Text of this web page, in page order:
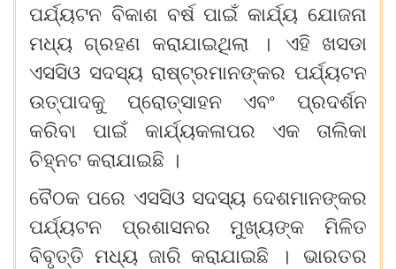
ପର୍ଯ୍ୟଟନ ବିକାଶ ବର୍ଷ ପାଇଁ କାର୍ଯ୍ୟ ଯୋଜନା
ମଧ୍ୟ ଗ୍ରହଣ କରାଯାଇଥିଲା । ଏହି ଖସଡା
ଏସସିଓ ସଦସ୍ୟ ରାଷ୍ଟ୍ରମାନଙ୍କର ପର୍ଯ୍ୟଟନ
ଉତ୍ପାଦକୁ
ପ୍ରୋତ୍ସାହନ ଏବଂ
ପ୍ରଦର୍ଶନ
କରିବା
ପାଇଁ କାର୍ଯ୍ୟକଳାପର ଏକ
ତାଲିକା
ଚିହ୍ନଟ କରାଯାଇଛି ।
ବୈଠକ ପରେ ଏସସିଓ ସଦସ୍ୟ ଦେଶମାନଙ୍କର
ପର୍ଯ୍ୟଟନ
ପ୍ରଶାସନର ମୁଖ୍ୟଙ୍କ
ମିଳିତ
ବିବୃତ୍ତି ମଧ୍ୟ ଜାରି କରାଯାଇଛି ।
ଭାରତର